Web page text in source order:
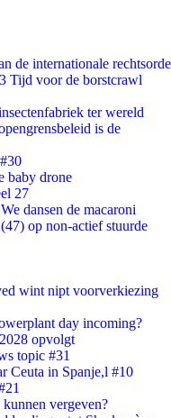
de internationale rechtsorde
Tijd voor de borstcrawl
ter wereld
is de
baby drone
27
dansen de macaroni
op non-actief stuurde
wint nipt voorverkiezing
day incoming?
opvolgt
topic #31
Ceuta in Spanje,l #10
vergeven?